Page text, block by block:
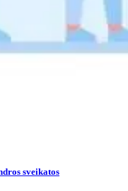
sveikatos